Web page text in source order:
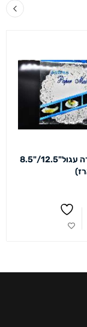
מפית תחרה עגול"12.5/"8.5